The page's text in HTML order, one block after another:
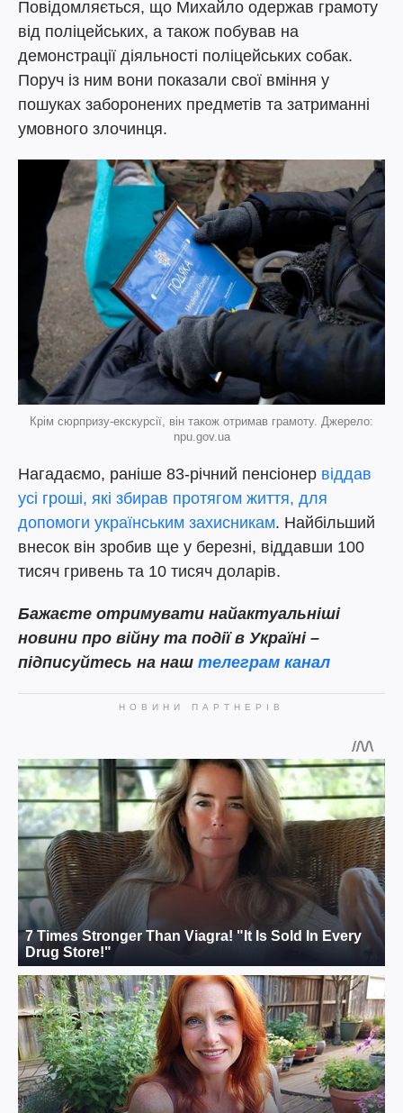
Повідомляється, що Михайло одержав грамоту
від поліцейських, а також побував на
демонстрації діяльності поліцейських собак.
Поруч із ним вони показали свої вміння у
пошуках заборонених предметів та затриманні
умовного злочинця.
Крім сюрпризу-екскурсії, він також отримав грамоту. Джерело:
npu.gov.ua
Нагадаємо, раніше 83-річний пенсіонер віддав
усі гроші, які збирав протягом життя, для
допомоги українським захисникам. Найбільший
внесок він зробив ще у березні, віддавши 100
тисяч гривень та 10 тисяч доларів.
Бажаєте отримувати найактуальніші
новини про війну та події в Україні –
підписуйтесь на наш телеграм канал